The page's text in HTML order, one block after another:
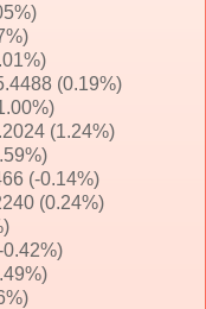
(0.19%)
(1.24%)
(-0.14%)
(0.24%)
0.42%)